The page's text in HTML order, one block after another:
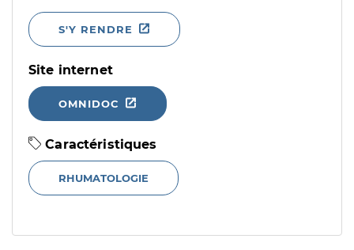
S'Y RENDRE
Site internet
OMNIDOC
Caractéristiques
RHUMATOLOGIE